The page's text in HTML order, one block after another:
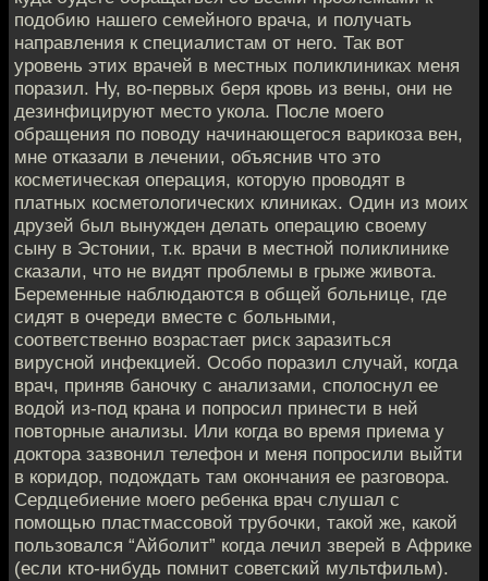
подобию нашего семейного врача, и получать
направления к специалистам от него. Так вот
уровень этих врачей в местных поликлиниках меня
поразил. Ну, во-первых беря кровь из вены, они не
дезинфицируют место укола. После моего
обращения по поводу начинающегося варикоза вен,
мне отказали в лечении, объяснив что это
косметическая операция, которую проводят в
платных косметологических клиниках. Один из моих
друзей был вынужден делать операцию своему
сыну в Эстонии, т.к. врачи в местной поликлинике
сказали, что не видят проблемы в грыже живота.
Беременные наблюдаются в общей больнице, где
сидят в очереди вместе с больными,
соответственно возрастает риск заразиться
вирусной инфекцией. Особо поразил случай, когда
врач, приняв баночку с анализами, сполоснул ее
водой из-под крана и попросил принести в ней
повторные анализы. Или когда во время приема у
доктора зазвонил телефон и меня попросили выйти
в коридор, подождать там окончания ее разговора.
Сердцебиение моего ребенка врач слушал с
помощью пластмассовой трубочки, такой же, какой
пользовался “Айболит” когда лечил зверей в Африке
(если кто-нибудь помнит советский мультфильм).